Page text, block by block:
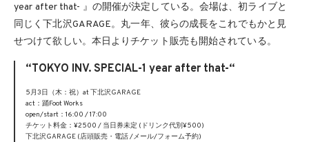
year after that- 』の開催が決定している。会場は、初ライブと
同じく下北沢GARAGE。丸一年、彼らの成長をこれでもかと見
せつけて欲しい。本日よりチケット販売も開始されている。
“TOKYO INV. SPECIAL-1 year after that-“
5月3日（木：祝）at 下北沢GARAGE
act：踊Foot Works
open/start：16:00 / 17:00
チケット料金：¥2500 / 当日券未定 (ドリンク代別¥500)
下北沢GARAGE (店頭販売・電話 /メール/フォーム予約)